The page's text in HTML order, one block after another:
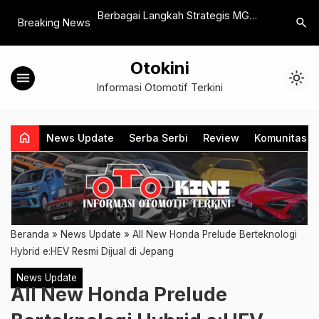
Breaking News
dengan Jarak
1.200 Km
Berbagai Langkah Strategis MG
2026
Honda
2025
search
menu Otokini
Informasi Otomotif Terkini light_mode
home News Update Serba Serbi Review Komunitas
Beranda » News Update » All New Honda Prelude Berteknologi
Hybrid e:HEV Resmi Dijual di Jepang
News Update
All New Honda Prelude